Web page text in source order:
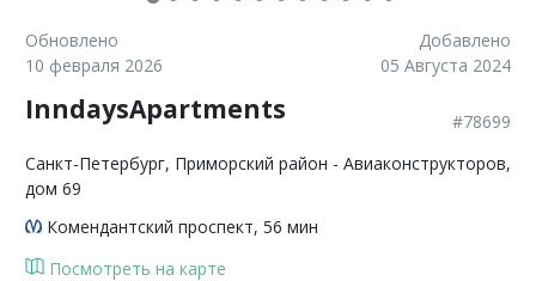
Обновлено
10 февраля 2026
Добавлено
05 Августа 2024
InndaysApartments
#78699
Санкт-Петербург, Приморский район - Авиаконструкторов,
дом 69
Комендантский проспект, 56 мин
Посмотреть на карте